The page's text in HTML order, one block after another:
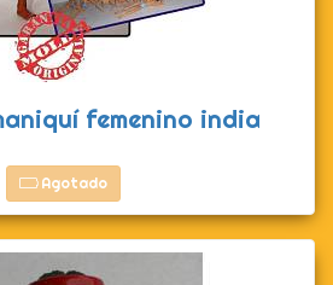
femenino india
Agotado